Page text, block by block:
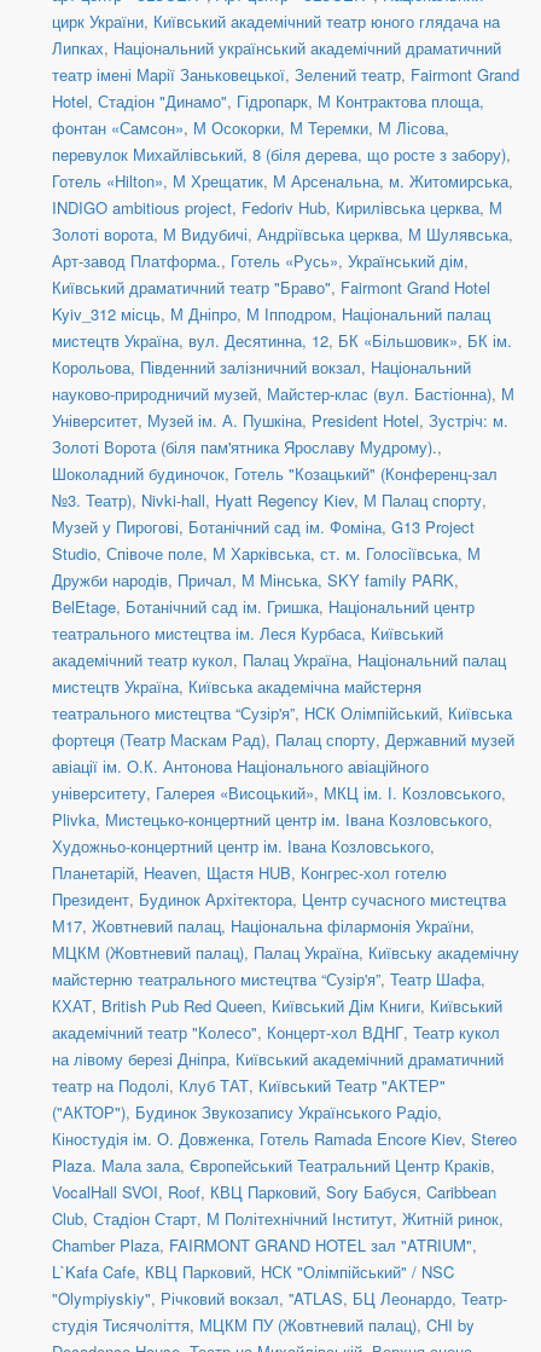
цирк України, Київський академічний театр юного глядача на
Липках, Національний український академічний драматичний
театр імені Марії Заньковецької, Зелений театр, Fairmont Grand
Hotel, Стадіон "Динамо", Гідропарк, М Контрактова площа,
фонтан «Самсон», М Осокорки, М Теремки, М Лісова,
перевулок Михайлівський, 8 (біля дерева, що росте з забору),
Готель «Hilton», М Хрещатик, М Арсенальна, м. Житомирська,
INDIGO ambitious project, Fedoriv Hub, Кирилівська церква, М
Золоті ворота, М Видубичі, Андріївська церква, М Шулявська,
Арт-завод Платформа., Готель «Русь», Український дім,
Київський драматичний театр "Браво", Fairmont Grand Hotel
Kyiv_312 місць, М Дніпро, М Іпподром, Національний палац
мистецтв Україна, вул. Десятинна, 12, БК «Більшовик», БК ім.
Корольова, Південний залізничний вокзал, Національний
науково-природничий музей, Майстер-клас (вул. Бастіонна), М
Університет, Музей ім. А. Пушкіна, President Hotel, Зустріч: м.
Золоті Ворота (біля пам'ятника Ярославу Мудрому).,
Шоколадний будиночок, Готель "Козацький" (Конференц-зал
№3. Театр), Nivki-hall, Hyatt Regency Kiev, М Палац спорту,
Музей у Пирогові, Ботанічний сад ім. Фоміна, G13 Project
Studio, Співоче поле, М Харківська, ст. м. Голосіївська, М
Дружби народів, Причал, М Мінська, SKY family PARK,
BelEtage, Ботанічний сад ім. Гришка, Національний центр
театрального мистецтва ім. Леся Курбаса, Київський
академічний театр кукол, Палац Україна, Національний палац
мистецтв Україна, Київська академічна майстерня
театрального мистецтва “Сузір'я”, НСК Олімпійський, Київська
фортеця (Театр Маскам Рад), Палац спорту, Державний музей
авіації ім. О.К. Антонова Національного авіаційного
університету, Галерея «Висоцький», МКЦ ім. І. Козловського,
Plivka, Мистецько-концертний центр ім. Івана Козловського,
Художньо-концертний центр ім. Івана Козловського,
Планетарій, Heaven, Щастя HUB, Конгрес-хол готелю
Президент, Будинок Архітектора, Центр сучасного мистецтва
М17, Жовтневий палац, Національна філармонія України,
МЦКМ (Жовтневий палац), Палац Україна, Київську академічну
майстерню театрального мистецтва “Сузір'я”, Театр Шафа,
КХАТ, British Pub Red Queen, Київський Дім Книги, Київський
академічний театр "Колесо", Концерт-хол ВДНГ, Театр кукол
на лівому березі Дніпра, Київський академічний драматичний
театр на Подолі, Клуб ТАТ, Київський Театр "АКТЕР"
("АКТОР"), Будинок Звукозапису Українського Радіо,
Кіностудія ім. О. Довженка, Готель Ramada Encore Kiev, Stereo
Plaza. Мала зала, Європейський Театральний Центр Краків,
VocalHall SVOI, Roof, КВЦ Парковий, Sory Бабуся, Caribbean
Club, Стадіон Старт, М Політехнічний Інститут, Житній ринок,
Chamber Plaza, FAIRMONT GRAND HOTEL зал "ATRIUM",
L`Kafa Cafe, КВЦ Парковий, НСК "Олімпійський" / NSC
"Olympiyskiy", Річковий вокзал, ''ATLAS, БЦ Леонардо, Театр-
студія Тисячоліття, МЦКМ ПУ (Жовтневий палац), CHI by